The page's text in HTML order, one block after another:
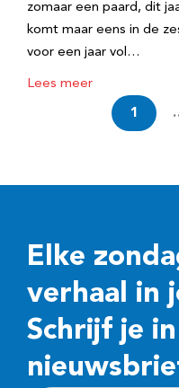
zomaar een paard, dit
komt maar eens in de
voor een jaar vol…
Lees meer
1
Elke
verhaal in
Schrijf je